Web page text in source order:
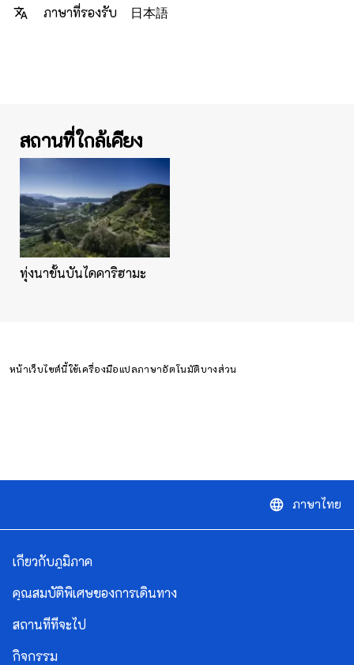
ภาษาที่รองรับ 日本語
สถานที่ใกล้เคียง
ทุ่งนาขั้นบันไดคาริฮามะ
หน้าเว็บไซต์นี้ใช้เครื่องมือแปลภาษาอัตโนมัติบางส่วน
language ภาษาไทย
เกี่ยวกับภูมิภาค
คุณสมบัติพิเศษของการเดินทาง
สถานที่ที่จะไป
กิจกรรม